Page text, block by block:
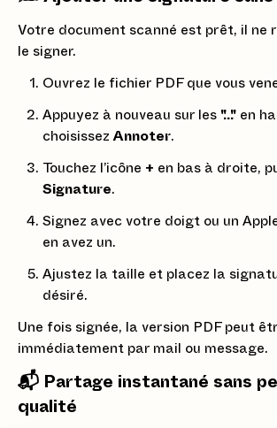
Votre document scanné est prêt, il ne
le signer.
Ouvrez le fichier PDF que vous
Appuyez à nouveau sur les "..." en
choisissez Annoter.
Touchez l’icône + en bas à droite,
Signature.
Signez avec votre doigt ou un
en avez un.
Ajustez la taille et placez la
désiré.
Une fois signée, la version PDF peut
immédiatement par mail ou message.
📬 Partage instantané sans
qualité